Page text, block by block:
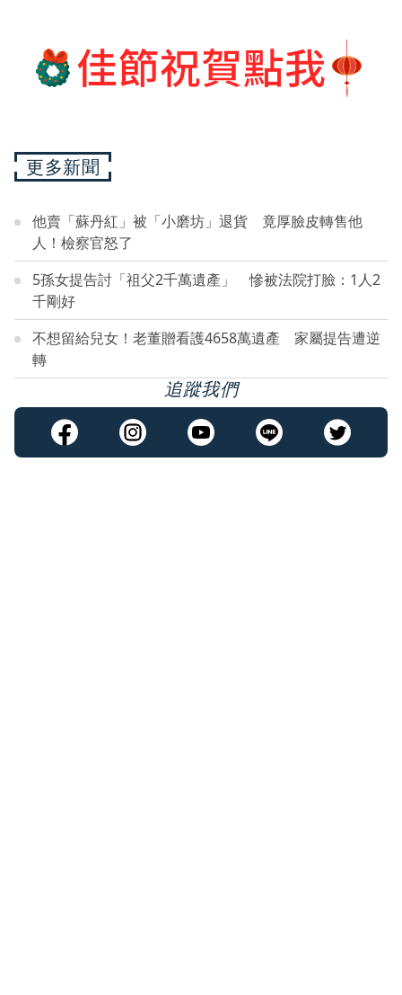
更多新聞
他賣「蘇丹紅」被「小磨坊」退貨 竟厚臉皮轉售他
人！檢察官怒了
5孫女提告討「祖父2千萬遺產」 慘被法院打臉：1人2
千剛好
不想留給兒女！老董贈看護4658萬遺產 家屬提告遭逆
轉
追蹤我們